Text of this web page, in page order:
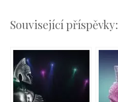
Související příspěvky: